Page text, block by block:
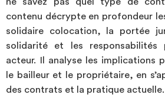
contenu décrypte en profondeur
solidaire colocation, la portée
solidarité et les responsabilités
acteur. Il analyse les implications
le bailleur et le propriétaire, en
des contrats et la pratique actuelle.